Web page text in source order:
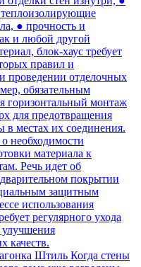
● прочность и
и любой другой
блок-хаус требует
правил и
проведении отделочных
обязательным
горизонтальный монтаж
для предотвращения
в местах их соединения.
необходимости
материала к
Речь идет об
покрытии
защитным
использования
регулярного ухода
улучшения
качеств.
Штиль Когда стены